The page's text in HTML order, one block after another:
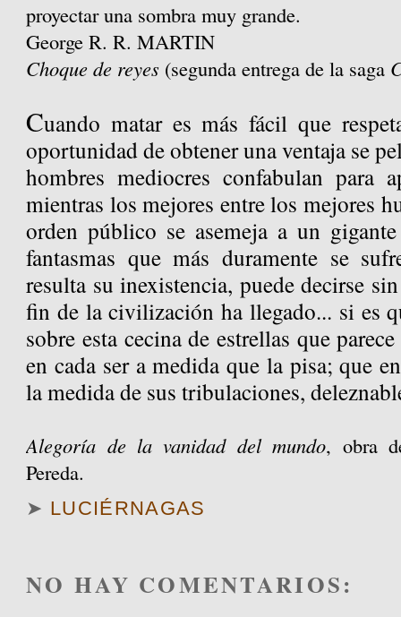
proyectar una sombra muy grande.
George R. R. MARTIN
Choque de reyes (segunda entrega de la saga
Cuando matar es más fácil que
oportunidad de obtener una ventaja se
hombres mediocres confabulan para
mientras los mejores entre los mejores
orden público se asemeja a un
fantasmas que más duramente se
resulta su inexistencia, puede decirse
fin de la civilización ha llegado... si es
sobre esta cecina de estrellas que
en cada ser a medida que la pisa; que
la medida de sus tribulaciones,
Alegoría de la vanidad del mundo, obra
Pereda.
➤ LUCIÉRNAGAS
NO HAY COMENTARIOS: